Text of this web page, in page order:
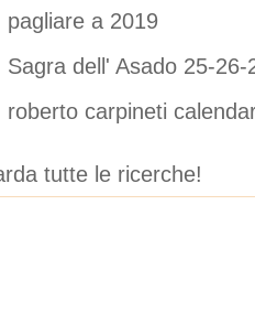
pagliare a 2019
Sagra dell' Asado 25-26-
roberto carpineti
tutte le ricerche!